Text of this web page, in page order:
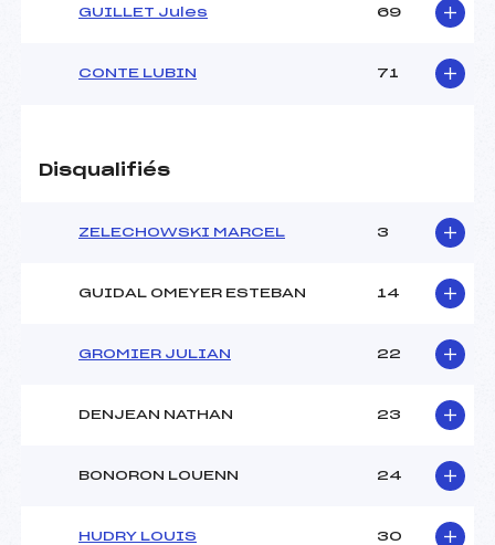
GUILLET Jules 69
CONTE LUBIN 71
Disqualifiés
ZELECHOWSKI MARCEL 3
GUIDAL OMEYER ESTEBAN 14
GROMIER JULIAN 22
DENJEAN NATHAN 23
BONORON LOUENN 24
HUDRY LOUIS 30